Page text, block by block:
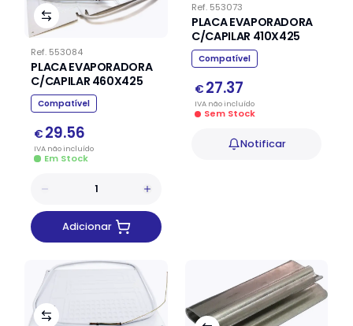
Ref. 553084
PLACA EVAPORADORA
C/CAPILAR 460X425
Compatível
€ 29.56
IVA nãoincluído
Em Stock
Adicionar
Ref. 553073
PLACA EVAPORADORA
C/CAPILAR 410X425
Compatível
€ 27.37
IVA nãoincluído
Sem Stock
Notificar